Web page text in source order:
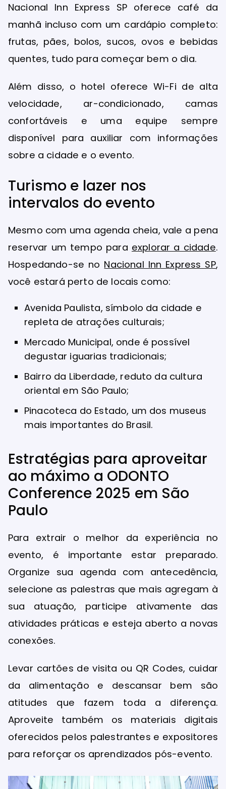
Nacional Inn Express SP oferece café da
manhã incluso com um cardápio completo:
frutas, pães, bolos, sucos, ovos e bebidas
quentes, tudo para começar bem o dia.
Além disso, o hotel oferece Wi-Fi de alta
velocidade, ar-condicionado, camas
confortáveis e uma equipe sempre
disponível para auxiliar com informações
sobre a cidade e o evento.
Turismo e lazer nos
intervalos do evento
Mesmo com uma agenda cheia, vale a pena
reservar um tempo para explorar a cidade.
Hospedando-se no Nacional Inn Express SP,
você estará perto de locais como:
Avenida Paulista, símbolo da cidade e
repleta de atrações culturais;
Mercado Municipal, onde é possível
degustar iguarias tradicionais;
Bairro da Liberdade, reduto da cultura
oriental em São Paulo;
Pinacoteca do Estado, um dos museus
mais importantes do Brasil.
Estratégias para aproveitar
ao máximo a ODONTO
Conference 2025 em São
Paulo
Para extrair o melhor da experiência no
evento, é importante estar preparado.
Organize sua agenda com antecedência,
selecione as palestras que mais agregam à
sua atuação, participe ativamente das
atividades práticas e esteja aberto a novas
conexões.
Levar cartões de visita ou QR Codes, cuidar
da alimentação e descansar bem são
atitudes que fazem toda a diferença.
Aproveite também os materiais digitais
oferecidos pelos palestrantes e expositores
para reforçar os aprendizados pós-evento.